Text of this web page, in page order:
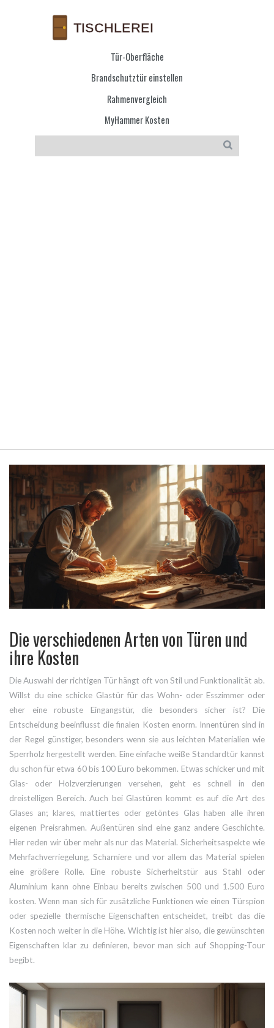
Tür-Oberfläche
Brandschutztür einstellen
Rahmenvergleich
MyHammer Kosten
Die verschiedenen Arten von Türen und
ihre Kosten
Die Auswahl der richtigen Tür hängt oft von Stil und Funktionalität ab.
Willst du eine schicke Glastür für das Wohn- oder Esszimmer oder
eher eine robuste Eingangstür, die besonders sicher ist? Die
Entscheidung beeinflusst die finalen Kosten enorm. Innentüren sind in
der Regel günstiger, besonders wenn sie aus leichten Materialien wie
Sperrholz hergestellt werden. Eine einfache weiße Standardtür kannst
du schon für etwa 60 bis 100 Euro bekommen. Etwas schicker und mit
Glas- oder Holzverzierungen versehen, geht es schnell in den
dreistelligen Bereich. Auch bei Glastüren kommt es auf die Art des
Glases an; klares, mattiertes oder getöntes Glas haben alle ihren
eigenen Preisrahmen. Außentüren sind eine ganz andere Geschichte.
Hier reden wir über mehr als nur das Material. Sicherheitsaspekte wie
Mehrfachverriegelung, Scharniere und vor allem das Material spielen
eine größere Rolle. Eine robuste Sicherheitstür aus Stahl oder
Aluminium kann ohne Einbau bereits zwischen 500 und 1.500 Euro
kosten. Wenn man sich für zusätzliche Funktionen wie einen Türspion
oder spezielle thermische Eigenschaften entscheidet, treibt das die
Kosten noch weiter in die Höhe. Wichtig ist hier also, die gewünschten
Eigenschaften klar zu definieren, bevor man sich auf Shopping-Tour
begibt.